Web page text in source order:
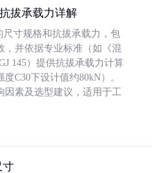
拔承载力详解
寸规格和抗拔承载力，包
，并依据专业标准（如《混
145）提供抗拔承载力计算
C30下设计值约80kN）。
因素及选型建议，适用于工
寸